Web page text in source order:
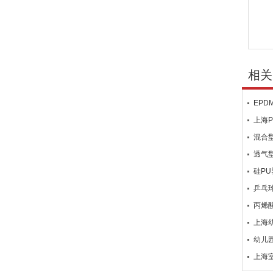
相
上海
混合
透气
硅PU
乒乓
丙烯
上海
幼儿
上海